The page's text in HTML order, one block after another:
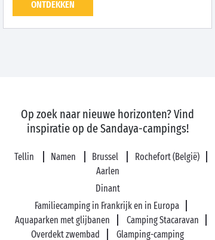
ONTDEKKEN
Op zoek naar nieuwe horizonten? Vind
inspiratie op de Sandaya-campings!
Tellin Namen Brussel
Rochefort (België)
Aarlen
Dinant
Familiecamping in Frankrijk en in Europa
Aquaparken met glijbanen
Camping Stacaravan
Overdekt zwembad
Glamping-camping